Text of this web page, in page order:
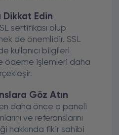
Dikkat Edin
sertifikası olup
de önemlidir. SSL
kullanıcı bilgileri
ödeme işlemleri daha
Göz Atın
daha önce o paneli
ve referanslarını
hakkında fikir sahibi